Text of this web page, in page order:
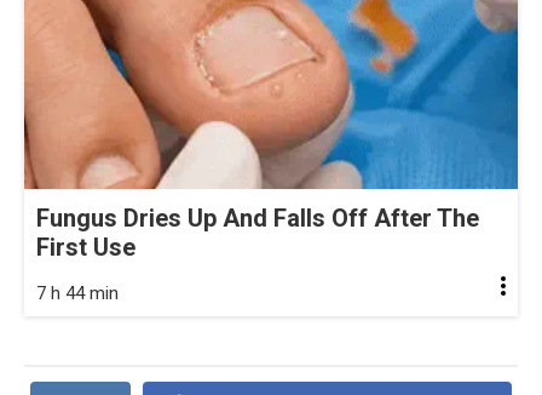
Fungus Dries Up And Falls Off After The
First Use
7 h 44 min